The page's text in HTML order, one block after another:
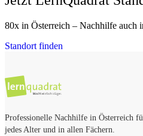
80x in Österreich – Nachhilfe auch
Standort finden
Professionelle Nachhilfe in Österreich
jedes Alter und in allen Fächern.